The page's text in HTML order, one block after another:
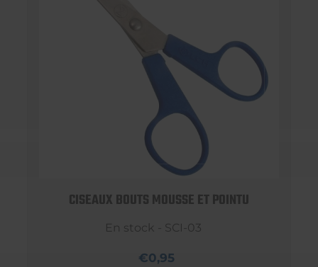
CISEAUX BOUTS MOUSSE ET POINTU
En stock - SCI-03
€0,95